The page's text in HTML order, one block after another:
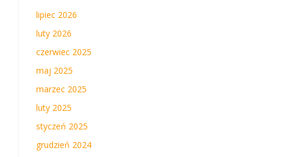
lipiec 2026
luty 2026
czerwiec 2025
maj 2025
marzec 2025
luty 2025
styczeń 2025
grudzień 2024